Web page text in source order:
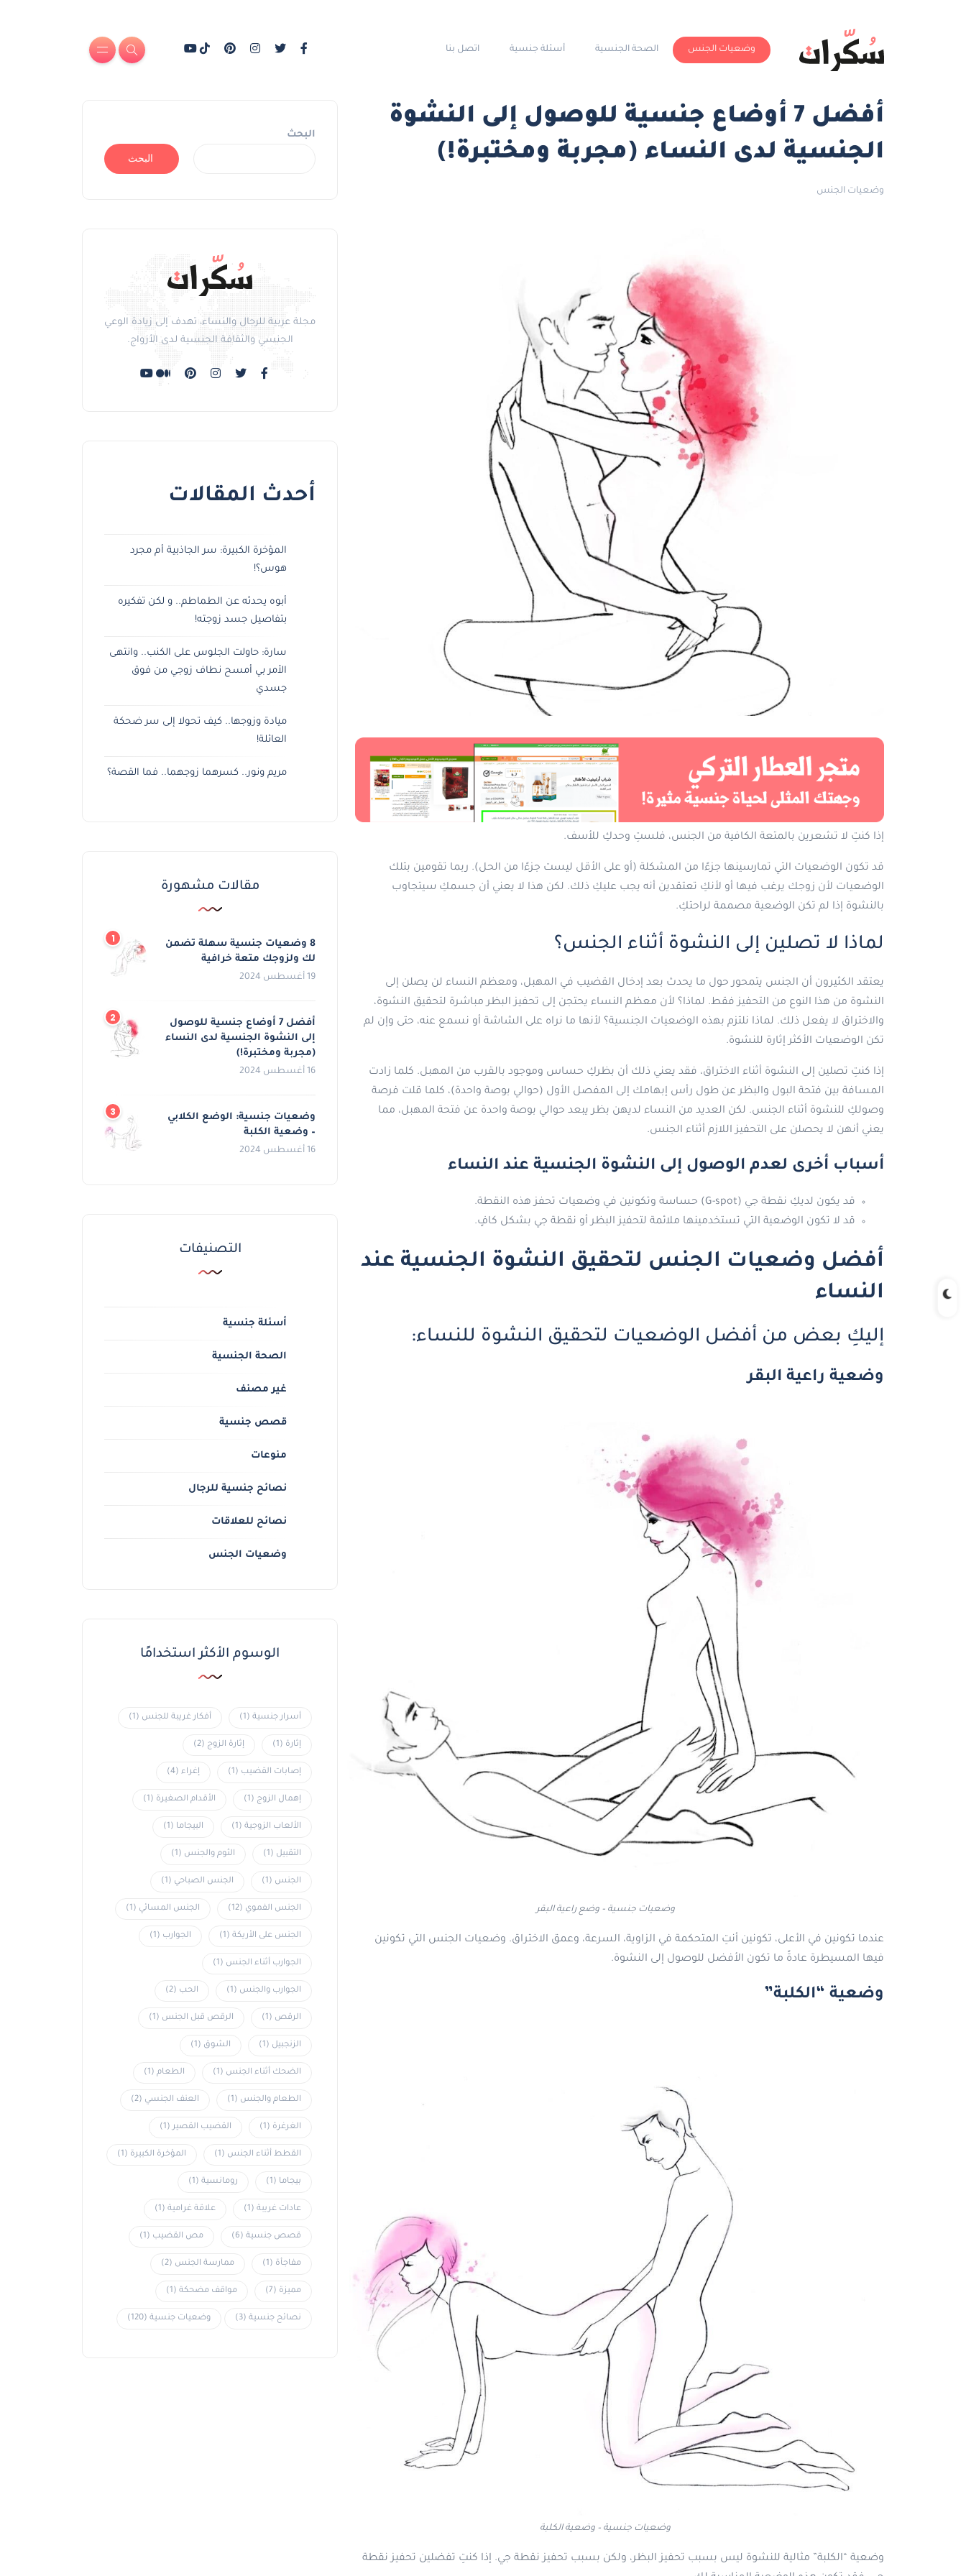
وضعيات الجنس الصحة الجنسية أسئلة جنسية اتصل بنا
أفضل 7 أوضاع جنسية للوصول إلى النشوة
الجنسية لدى النساء (مجربة ومختبرة!)
وضعيات الجنس
إذا كنتِ لا تشعرين بالمتعة الكافية من الجنس، فلستِ وحدكِ للأسف.
قد تكون الوضعيات التي تمارسينها جزءًا من المشكلة (أو على الأقل ليست جزءًا من الحل). ربما تقومين بتلك
الوضعيات لأن زوجك يرغب فيها أو لأنكِ تعتقدين أنه يجب عليكِ ذلك. لكن هذا لا يعني أن جسمكِ سيتجاوب
بالنشوة إذا لم تكن الوضعية مصممة لراحتكِ.
لماذا لا تصلين إلى النشوة أثناء الجنس؟
يعتقد الكثيرون أن الجنس يتمحور حول ما يحدث بعد إدخال القضيب في المهبل، ومعظم النساء لن يصلن إلى
النشوة من هذا النوع من التحفيز فقط. لماذا؟ لأن معظم النساء يحتجن إلى تحفيز البظر مباشرة لتحقيق النشوة،
والاختراق لا يفعل ذلك. لماذا نلتزم بهذه الوضعيات الجنسية؟ لأنها ما نراه على الشاشة أو نسمع عنه، حتى وإن لم
تكن الوضعيات الأكثر إثارة للنشوة.
إذا كنتِ تصلين إلى النشوة أثناء الاختراق، فقد يعني ذلك أن بظركِ حساس وموجود بالقرب من المهبل. كلما زادت
المسافة بين فتحة البول والبظر عن طول رأس إبهامك إلى المفصل الأول (حوالي بوصة واحدة)، كلما قلت فرصة
وصولكِ للنشوة أثناء الجنس. لكن العديد من النساء لديهن بظر يبعد حوالي بوصة واحدة عن فتحة المهبل، مما
يعني أنهن لا يحصلن على التحفيز اللازم أثناء الجنس.
أسباب أخرى لعدم الوصول إلى النشوة الجنسية عند النساء
قد يكون لديكِ نقطة جي (G-spot) حساسة وتكونين في وضعيات تحفز هذه النقطة.
قد لا تكون الوضعية التي تستخدمينها ملائمة لتحفيز البظر أو نقطة جي بشكل كافٍ.
أفضل وضعيات الجنس لتحقيق النشوة الجنسية عند
النساء
إليكِ بعض من أفضل الوضعيات لتحقيق النشوة للنساء:
وضعية راعية البقر
وضعيات جنسية – وضع راعية البقر
عندما تكونين في الأعلى، تكونين أنتِ المتحكمة في الزاوية، السرعة، وعمق الاختراق. وضعيات الجنس التي تكونين
فيها المسيطرة عادةً ما تكون الأفضل للوصول إلى النشوة.
وضعية “الكلبة”
وضعيات جنسية – وضعية الكلبة
وضعية “الكلبة” مثالية للنشوة ليس بسبب تحفيز البظر، ولكن بسبب تحفيز نقطة جي. إذا كنتِ تفضلين تحفيز نقطة
البحث
البحث
مجلة عربية للرجال والنساء، تهدف إلى زيادة الوعي
الجنسي والثقافة الجنسية لدى الأزواج.
أحدث المقالات
المؤخرة الكبيرة: سر الجاذبية أم مجرد
هوس؟!
أبوه يحدثه عن الطماطم.. و لكن تفكيره
بتفاصيل جسد زوجته!
سارة: حاولت الجلوس على الكنب.. وانتهى
الأمر بي أمسح نطاف زوجي من فوق
جسدي
ميادة وزوجها.. كيف تحولا إلى سر ضحكة
العائلة!
مريم ونور.. كسرهما زوجهما.. فما القصة؟
مقالات مشهورة
8 وضعيات جنسية سهلة تضمن
لك ولزوجك متعة خرافية
19 أغسطس 2024
أفضل 7 أوضاع جنسية للوصول
إلى النشوة الجنسية لدى النساء
(مجربة ومختبرة!)
16 أغسطس 2024
وضعيات جنسية: الوضع الكلابي
– وضعية الكلبة
16 أغسطس 2024
التصنيفات
أسئلة جنسية
الصحة الجنسية
غير مصنف
قصص جنسية
منوعات
نصائح جنسية للرجال
نصائح للعلاقات
وضعيات الجنس
الوسوم الأكثر استخدامًا
أسرار جنسية (1) أفكار غريبة للجنس (1)
إثارة (1) إثارة الزوج (2)
إصابات القضيب (1) إغراء (4)
إهمال الزوج (1) الأقدام الصغيرة (1)
الألعاب الزوجية (1) البيجاما (1)
التقبيل (1) الثوم والجنس (1)
الجنس (1) الجنس الصباحي (1)
الجنس الفموي (12) الجنس المسائي (1)
الجنس على الأريكة (1) الجوارب (1)
الجوارب أثناء الجنس (1)
الجوارب والجنس (1) الحب (2)
الرقص (1) الرقص قبل الجنس (1)
الزنجبيل (1) الشوق (1)
الضحك أثناء الجنس (1) الطعام (1)
الطعام والجنس (1) العنف الجنسي (2)
الغرغرة (1) القضيب القصير(1)
القطط أثناء الجنس (1) المؤخرة الكبيرة (1)
بيجاما (1) رومانسية (1)
عادات غريبة (1) علاقة غرامية (1)
قصص جنسية (6) مص القضيب (1)
مفاجأة (1) ممارسة الجنس (2)
مميزة (7) مواقف مضحكة (1)
نصائح جنسية (3) وضعيات جنسية (120)